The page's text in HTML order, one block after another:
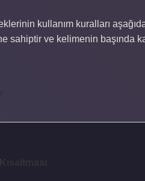
kullanım kuralları
sahiptir ve kelimenin başında